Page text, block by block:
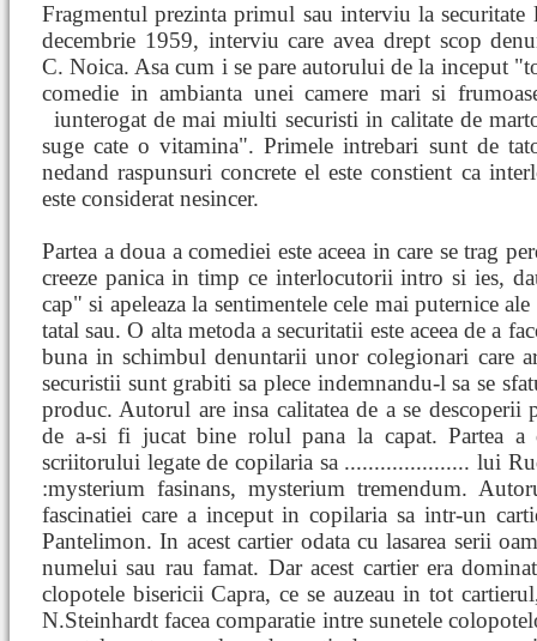
Fragmentul prezinta primul sau interviu la
decembrie 1959, interviu care avea drept scop
C. Noica. Asa cum i se pare autorului de la inceput
comedie in ambianta unei camere mari si
iunterogat de mai miulti securisti in calitate de
suge cate o vitamina". Primele intrebari sunt de
nedand raspunsuri concrete el este constient ca
este considerat nesincer.
Partea a doua a comediei este aceea in care se trag
creeze panica in timp ce interlocutorii intro si ies,
cap" si apeleaza la sentimentele cele mai puternice
tatal sau. O alta metoda a securitatii este aceea de a
buna in schimbul denuntarii unor colegionari care
securistii sunt grabiti sa plece indemnandu-l sa se
produc. Autorul are insa calitatea de a se descoperii
de a-si fi jucat bine rolul pana la capat. Partea a
scriitorului legate de copilaria sa ..................... lui
:mysterium fasinans, mysterium tremendum.
fascinatiei care a inceput in copilaria sa intr-un
Pantelimon. In acest cartier odata cu lasarea serii
numelui sau rau famat. Dar acest cartier era
clopotele bisericii Capra, ce se auzeau in tot
N.Steinhardt facea comparatie intre sunetele